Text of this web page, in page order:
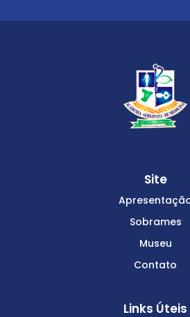
Site
Sobrames
Museu
Contato
Links Úteis